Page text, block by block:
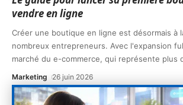
vendre en ligne
Créer une boutique en ligne est désormais à
nombreux entrepreneurs. Avec l'expansion
marché du e-commerce, qui représente plus
Marketing 26 juin 2026